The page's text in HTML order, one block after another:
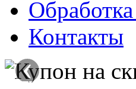
Контакты
‹